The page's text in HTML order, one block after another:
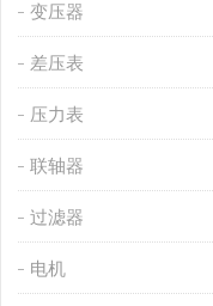
变压器
差压表
压力表
联轴器
过滤器
电机